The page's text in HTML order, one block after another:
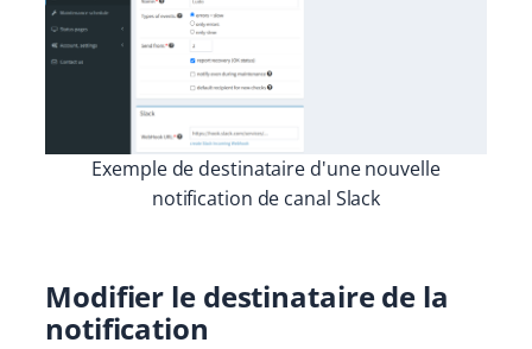
Exemple de destinataire d'une nouvelle
notification de canal Slack
Modifier le destinataire de la
notification